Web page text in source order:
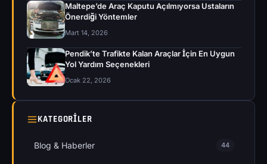
Maltepe’de Araç Kaputu Açılmıyorsa Ustaların
Önerdiği Yöntemler
Mart 14, 2026
Pendik’te Trafikte Kalan Araçlar İçin En Uygun
Yol Yardım Seçenekleri
Ocak 22, 2026
KATEGORILER
Blog & Haberler 44